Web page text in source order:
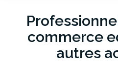
Pourquoi
Nos Biens
Sélectionnez...
Budget max
commerce
autres